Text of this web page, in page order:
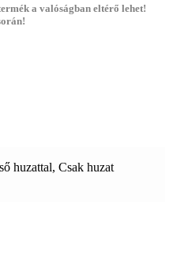
a valóságban eltérő lehet!
huzattal, Csak huzat